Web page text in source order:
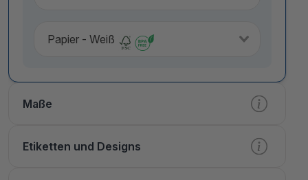
Papier - Weiß
Maße
Etiketten und Designs